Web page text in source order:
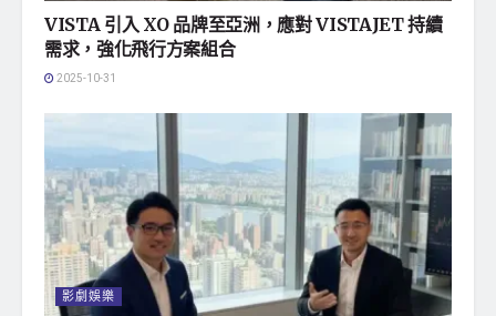
VISTA 引入 XO 品牌至亞洲，應對 VISTAJET 持續
需求，強化飛行方案組合
2025-10-31
影劇娛樂